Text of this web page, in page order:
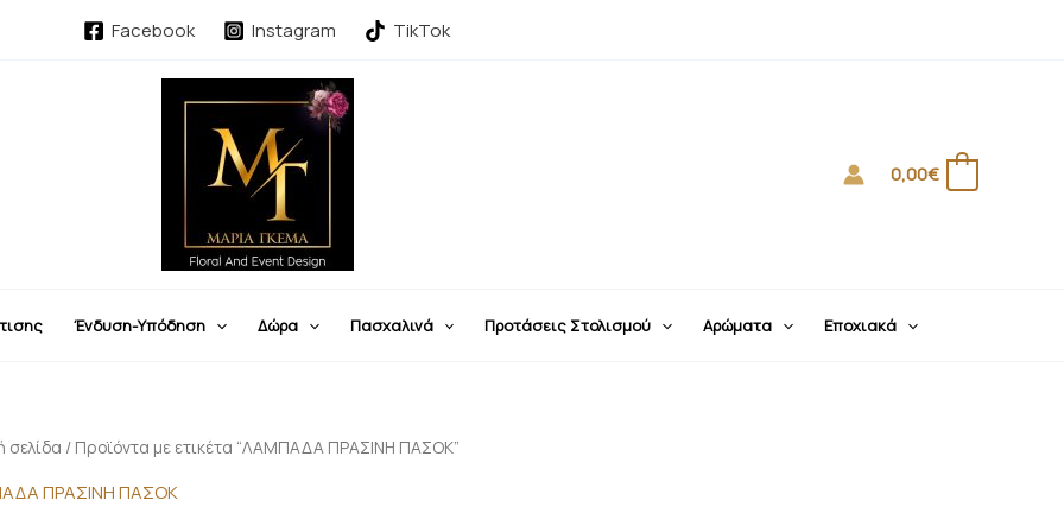
Facebook Instagram TikTok
0,00€
Ένδυση-Υπόδηση Δώρα Πασχαλινά Προτάσεις Στολισμού Αρώματα Εποχιακά
σελίδα / Προϊόντα με ετικέτα “ΛΑΜΠΑΔΑ ΠΡΑΣΙΝΗ ΠΑΣΟΚ”
ΠΡΑΣΙΝΗ ΠΑΣΟΚ